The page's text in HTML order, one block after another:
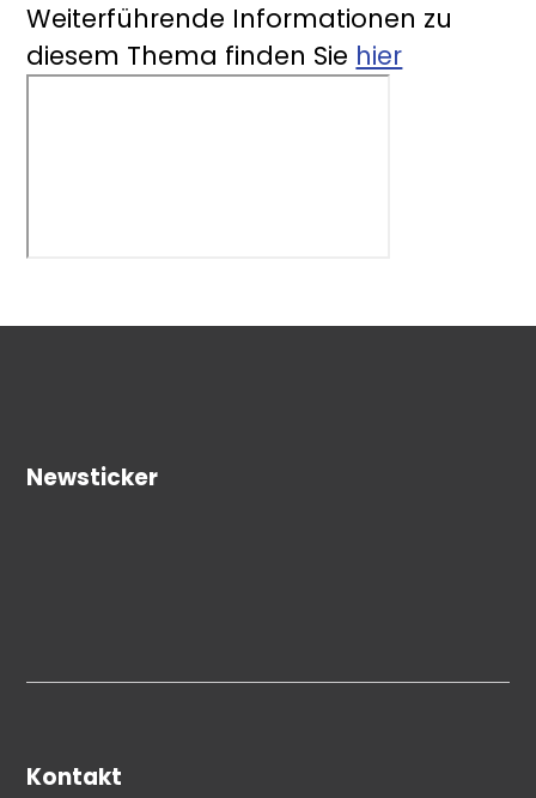
Weiterführende Informationen zu
diesem Thema finden Sie hier
Newsticker
Kontakt